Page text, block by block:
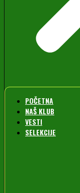
POČETNA
NAŠ KLUB
VESTI
SELEKCIJE